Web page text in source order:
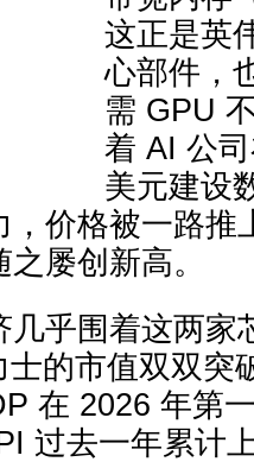
这正是英
心部件，
需 GPU
着 AI 公
美元建设
价格被一路推
屡创新高。
乎围着这两家
士的市值双双突
在 2026 年第
过去一年累计